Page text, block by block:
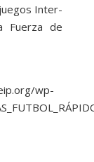
Inter-
Fuerza de
wp-